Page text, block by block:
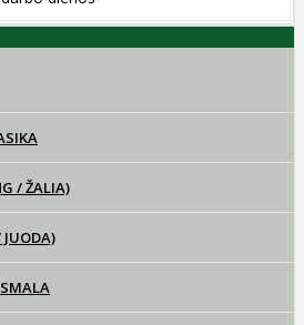
/ ŽALIA)
JUODA)